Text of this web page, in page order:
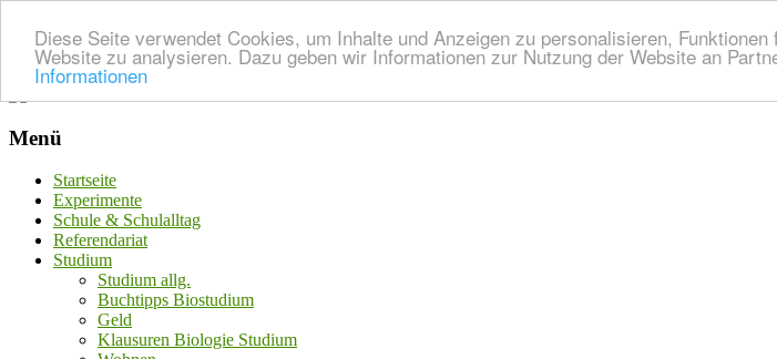
Diese Seite verwendet Cookies, um Inhalte und Anzeigen zu personalisieren,
Website zu analysieren. Dazu geben wir Informationen zur Nutzung der Website an
Informationen
Menü
Startseite
Experimente
Schule & Schulalltag
Referendariat
Studium
Studium allg.
Buchtipps Biostudium
Geld
Klausuren Biologie Studium